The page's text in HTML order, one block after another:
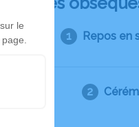
Repos en